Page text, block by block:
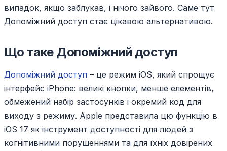
випадок, якщо заблукав, і нічого зайвого. Саме тут
Допоміжний доступ стає цікавою альтернативою.
Що таке Допоміжний доступ
Допоміжний доступ – це режим iOS, який спрощує
інтерфейс iPhone: великі кнопки, менше елементів,
обмежений набір застосунків і окремий код для
виходу з режиму. Apple представила цю функцію в
iOS 17 як інструмент доступності для людей з
когнітивними порушеннями та для їхніх довірених